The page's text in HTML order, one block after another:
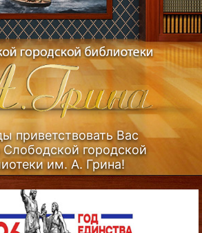
приветствовать Вас
Слободской городской
им. А. Грина!
(Из истории библиотеки)...